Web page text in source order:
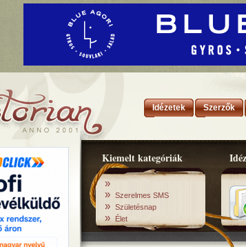
Idézetek Szerzők
Kiemelt kategóriák
»
» Szerelmes SMS
» Születésnap
» Élet